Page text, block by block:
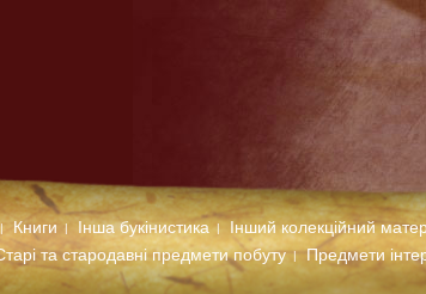
Книги Інша букінистика Інший колекційний
та стародавні предмети побуту
Предмети